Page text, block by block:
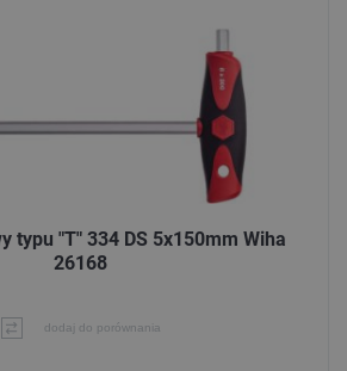
typu "T" 334 DS 5x150mm Wiha
26168
dodaj do porównania